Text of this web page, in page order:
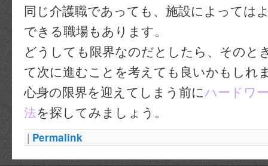
同じ介護職であっても、施設によっては
できる職場もあります。
どうしても限界なのだとしたら、そのと
て次に進むことを考えても良いかもしれ
心身の限界を迎えてしまう前にハードワ
法を探してみましょう。
| Permalink